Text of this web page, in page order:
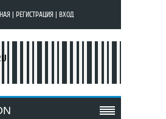
РЕГИСТРАЦИЯ ВХОД